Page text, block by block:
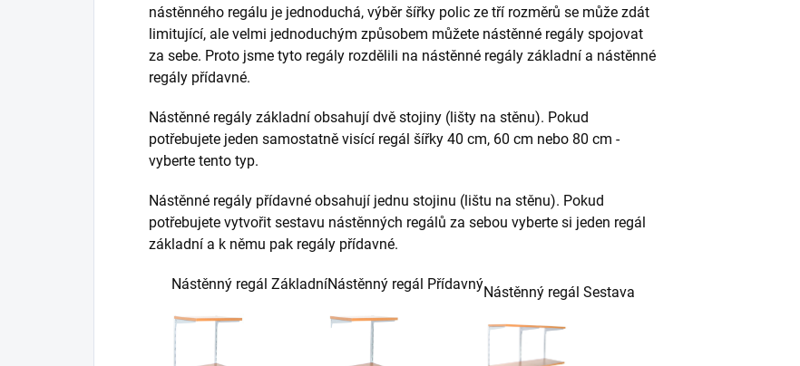
nástěnného regálu je jednoduchá, výběr šířky polic ze tří rozměrů se může zdát
limitující, ale velmi jednoduchým způsobem můžete nástěnné regály spojovat
za sebe. Proto jsme tyto regály rozdělili na nástěnné regály základní a nástěnné
regály přídavné.
Nástěnné regály základní obsahují dvě stojiny (lišty na stěnu). Pokud
potřebujete jeden samostatně visící regál šířky 40 cm, 60 cm nebo 80 cm -
vyberte tento typ.
Nástěnné regály přídavné obsahují jednu stojinu (lištu na stěnu). Pokud
potřebujete vytvořit sestavu nástěnných regálů za sebou vyberte si jeden regál
základní a k němu pak regály přídavné.
Nástěnný regál ZákladníNástěnný regál PřídavnýNástěnný regál Sestava